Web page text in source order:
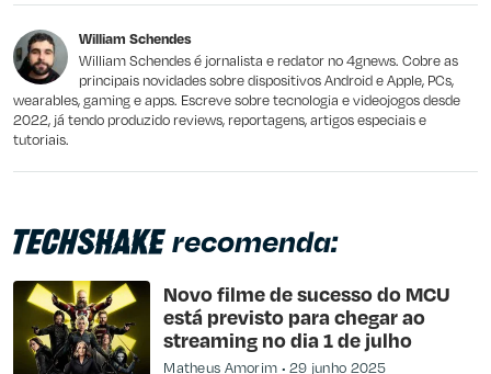
Outro
William Schendes
William Schendes é jornalista e redator no 4gnews. Cobre as
principais novidades sobre dispositivos Android e Apple, PCs,
wearables, gaming e apps. Escreve sobre tecnologia e videojogos desde
2022, já tendo produzido reviews, reportagens, artigos especiais e
tutoriais.
recomenda:
Novo filme de sucesso do MCU
está previsto para chegar ao
streaming no dia 1 de julho
Matheus Amorim 29 junho 2025